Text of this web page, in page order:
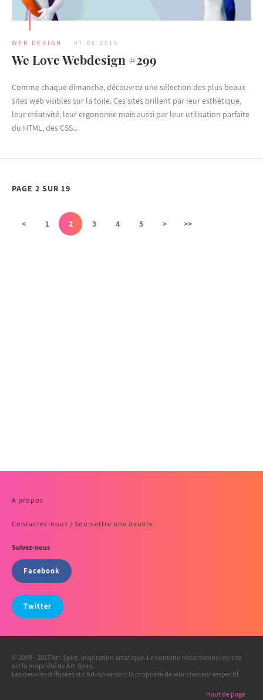
WEB DESIGN 07.06.2015
We Love Webdesign #299
Comme chaque dimanche, découvrez une sélection des plus beaux
sites web visibles sur la toile. Ces sites brillent par leur esthétique,
leur créativité, leur ergonomie mais aussi par leur utilisation parfaite
du HTML, des CSS...
PAGE 2 SUR 19
< 1 2 3 4 5 > >>
A propos
Contactez-nous / Soumettre une oeuvre
Suivez-nous
Facebook
Twitter
© 2009 - 2017 Art-Spire, Inspiration artistique. Le contenu rédactionnel du site
est la propriété de Art-Spire.
Les oeuvres diffusées sur Art-Spire sont la propriété de leur créateur respectif.
Haut de page